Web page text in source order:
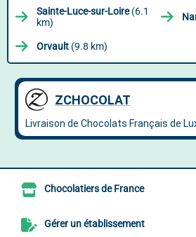
Sainte-Luce-sur-Loire(6.1
km)
Orvault (9.8 km)
Chocolatiers de France
Gérer un établissement